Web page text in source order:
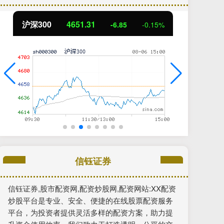
北证50 1122.88 3.42 0.30%
信钰证券
信钰证券,股市配资网,配资炒股网,配资网站:XX配资
炒股平台是专业、安全、便捷的在线股票配资服务
平台，为投资者提供灵活多样的配资方案，助力提